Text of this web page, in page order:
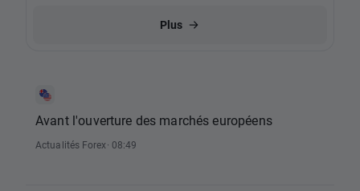
Plus
Avant l'ouverture des marchés européens
Actualités Forex· 08:49